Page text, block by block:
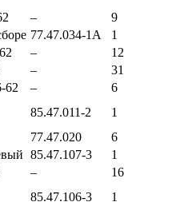
–
9
77.47.034-1А
1
–
12
–
31
62 –
6
85.47.011-2
1
77.47.020
6
85.47.107-3
1
–
16
85.47.106-3 1